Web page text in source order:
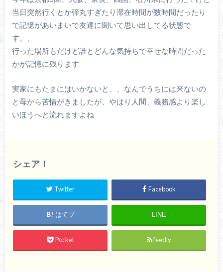
当日突然行くとか弾丸すぎたり滞在時間が数時間だったり
で記憶があいまいで友達に聞いて思い出してる状態で
す、、
行った場所もだけど誰とどんな気持ちで幸せな時間だった
かが記憶に残ります
実家にもたまにはいかないと、、なんでうちには来ないの
と母から苦情がきましたが、やはり人間、義務感より楽し
いほうへと流れますよね
シェア！
Twitter Facebook
はてブ LINE
Pocket feedly